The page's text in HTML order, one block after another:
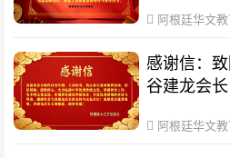
阿根廷华文
感谢信：
谷建龙会长
阿根廷华文